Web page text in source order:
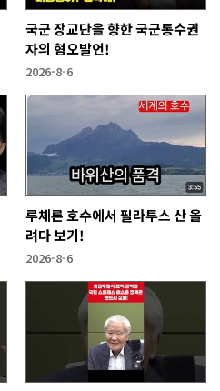
국군 장교단을 향한 국군통수권
자의 혐오발언!
2026-8-6
루체른 호수에서 필라투스 산 올
려다 보기!
2026-8-6